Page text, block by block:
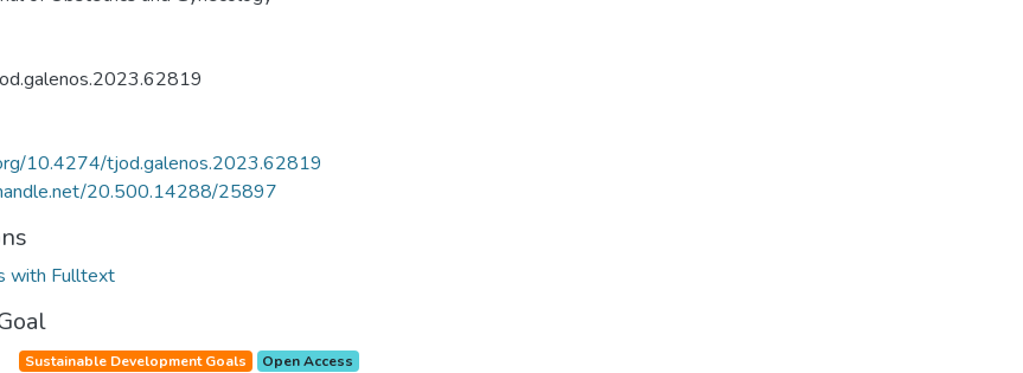
10.4274/tjod.galenos.2023.62819
20.500.14288/25897
with Fulltext
Sustainable Development Goals Open Access